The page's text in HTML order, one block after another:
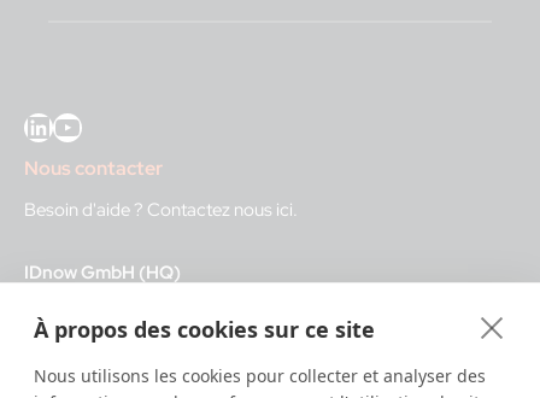
LinkedIn YouTube
Nous contacter
Besoin d'aide ? Contactez nous ici.
IDnow GmbH (HQ)
Heures d'ouverture
À propos des cookies sur ce site
Nous utilisons les cookies pour collecter et analyser des